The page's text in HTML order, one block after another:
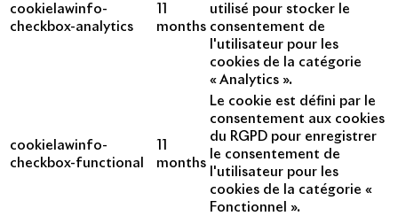
cookielawinfo-
checkbox-analytics
months
utilisé pour stocker le
consentement de
l'utilisateur pour les
cookies de la catégorie
« Analytics ».
cookielawinfo-
checkbox-functional
months
Le cookie est défini par le
consentement aux cookies
du RGPD pour enregistrer
le consentement de
l'utilisateur pour les
cookies de la catégorie «
Fonctionnel ».